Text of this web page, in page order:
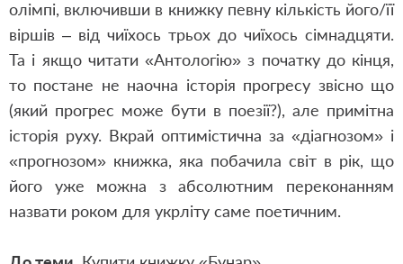
олімпі, включивши в книжку певну кількість його/її
віршів – від чиїхось трьох до чиїхось сімнадцяти.
Та і якщо читати «Антологію» з початку до кінця,
то постане не наочна історія прогресу звісно що
(який прогрес може бути в поезії?), але примітна
історія руху. Вкрай оптимістична за «діагнозом» і
«прогнозом» книжка, яка побачила світ в рік, що
його уже можна з абсолютним переконанням
назвати роком для укрліту саме поетичним.